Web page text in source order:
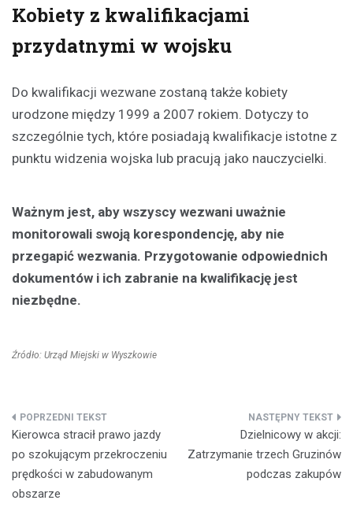
Kobiety z kwalifikacjami
przydatnymi w wojsku
Do kwalifikacji wezwane zostaną także kobiety
urodzone między 1999 a 2007 rokiem. Dotyczy to
szczególnie tych, które posiadają kwalifikacje istotne z
punktu widzenia wojska lub pracują jako nauczycielki.
Ważnym jest, aby wszyscy wezwani uważnie
monitorowali swoją korespondencję, aby nie
przegapić wezwania. Przygotowanie odpowiednich
dokumentów i ich zabranie na kwalifikację jest
niezbędne.
Źródło: Urząd Miejski w Wyszkowie
Nawigacja
wpisu
Kierowca stracił prawo jazdy
po szokującym przekroczeniu
prędkości w zabudowanym
obszarze
Dzielnicowy w akcji:
Zatrzymanie trzech Gruzinów
podczas zakupów